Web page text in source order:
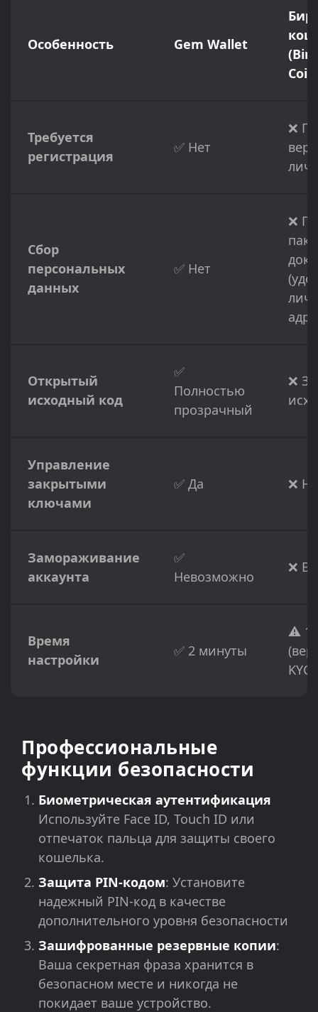
Особенность Gem Wallet
Требуется
регистрация
✅ Нет
❌
Сбор
персональных
данных
✅ Нет
❌
Открытый
исходный код
✅
Полностью
прозрачный
❌
Управление
закрытыми
ключами
✅ Да ❌
Замораживание
аккаунта
✅
Невозможно
❌
Время
настройки
✅ 2 минуты
⚠️ 1-
KYC)
Профессиональные
функции безопасности
Биометрическая аутентификация
Используйте Face ID, Touch ID или
отпечаток пальца для защиты своего
кошелька.
Защита PIN-кодом: Установите
надежный PIN-код в качестве
дополнительного уровня безопасности
Зашифрованные резервные копии:
Ваша секретная фраза хранится в
безопасном месте и никогда не
покидает ваше устройство.